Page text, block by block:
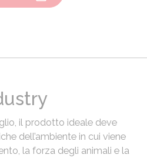
il prodotto ideale deve
dell’ambiente in cui viene
la forza degli animali e la